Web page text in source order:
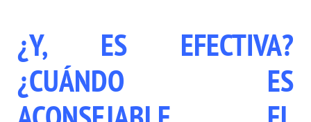
¿Y, ES EFECTIVA?
¿CUÁNDO ES